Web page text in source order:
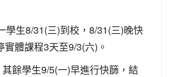
學生8/31(三)到校，8/31(三)晚快
體課程3天至9/3(六)。
餘學生9/5(一)早進行快篩，結